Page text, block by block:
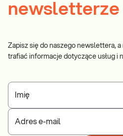
newsletterze
Zapisz się do naszego newslettera,
trafiać informacje dotyczące usług i
Imię
Adres e-mail